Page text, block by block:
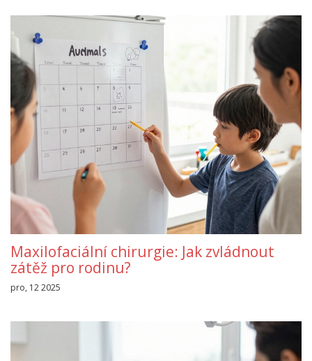
Maxilofaciální chirurgie: Jak zvládnout
zátěž pro rodinu?
pro, 12 2025